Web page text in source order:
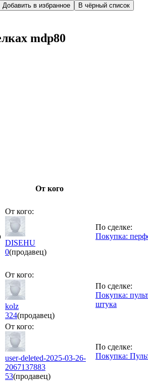
Добавить в избранное
В чёрный список
mdp80
От кого
От кого:
DISEHU
0(продавец)
По сделке:
Покупка:
От кого:
kolz
324(продавец)
По сделке:
Покупка:
штука
От кого:
user-deleted-2025-03-26-
2067137883
53(продавец)
По сделке:
Покупка: